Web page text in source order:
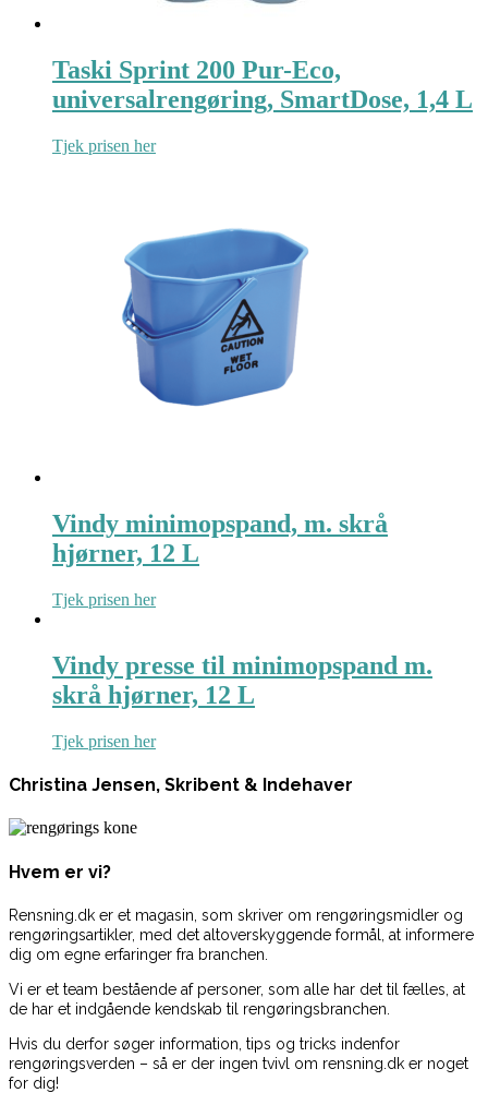
Taski Sprint 200 Pur-Eco,
universalrengøring, SmartDose, 1,4 L
Tjek prisen her
Vindy minimopspand, m. skrå
hjørner, 12 L
Tjek prisen her
Vindy presse til minimopspand m.
skrå hjørner, 12 L
Tjek prisen her
Christina Jensen, Skribent & Indehaver
Hvem er vi?
Rensning.dk er et magasin, som skriver om rengøringsmidler og
rengøringsartikler, med det altoverskyggende formål, at informere
dig om egne erfaringer fra branchen.
Vi er et team bestående af personer, som alle har det til fælles, at
de har et indgående kendskab til rengøringsbranchen.
Hvis du derfor søger information, tips og tricks indenfor
rengøringsverden – så er der ingen tvivl om rensning.dk er noget
for dig!